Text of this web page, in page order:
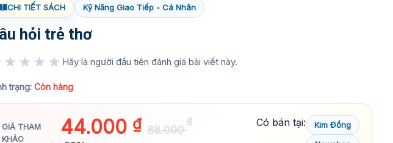
CHI TIẾT SÁCH Kỹ Năng Giao Tiếp - Cá Nhân
hỏi trẻ thơ
Hãy là người đầu tiên đánh giá bài viết này.
trạng: Còn hàng
GIÁ THAM
KHẢO
44.000 ₫ 88.000
₫ Có bán tại:
Kim Đồng